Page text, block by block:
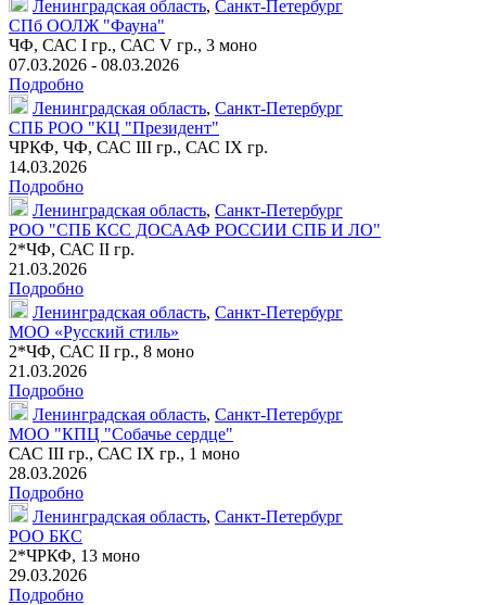
Ленинградская область, Санкт-Петербург
СПб ООЛЖ "Фауна"
ЧФ, САС I гр., САС V гр., 3 моно
07.03.2026 - 08.03.2026
Подробно
Ленинградская область, Санкт-Петербург
СПБ РОО "КЦ "Президент"
ЧРКФ, ЧФ, САС III гр., САС IX гр.
14.03.2026
Подробно
Ленинградская область, Санкт-Петербург
РОО "СПБ КСС ДОСААФ РОССИИ СПБ И ЛО"
2*ЧФ, САС II гр.
21.03.2026
Подробно
Ленинградская область, Санкт-Петербург
МОО «Русский стиль»
2*ЧФ, САС II гр., 8 моно
21.03.2026
Подробно
Ленинградская область, Санкт-Петербург
МОО "КПЦ "Собачье сердце"
САС III гр., САС IX гр., 1 моно
28.03.2026
Подробно
Ленинградская область, Санкт-Петербург
РОО БКС
2*ЧРКФ, 13 моно
29.03.2026
Подробно